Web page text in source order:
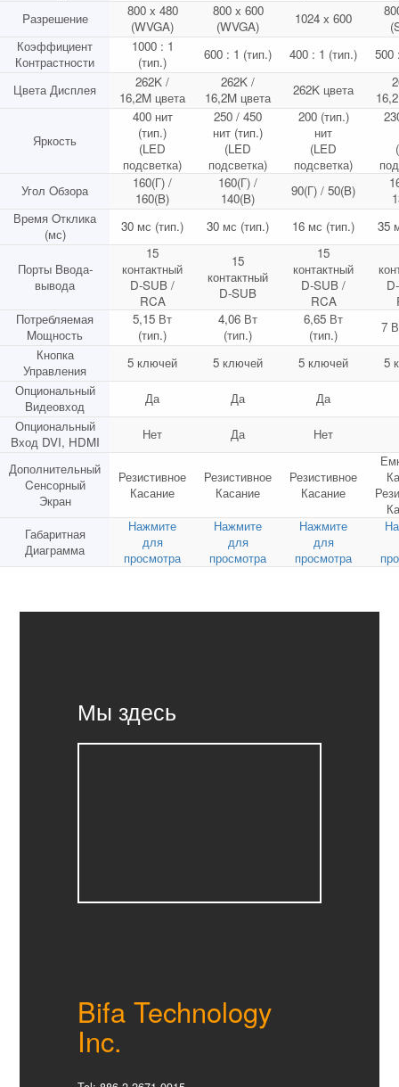
Pазрешение
800 x 480
(WVGA)
800 x 600
(WVGA)
1024 x 600
Коэффициент
Контрастности
1000 : 1
(тип.)
600 : 1 (тип.) 400 : 1 (тип.) 500
Цвета Дисплея
262K /
16,2M цвета
262K /
16,2M цвета
262K цвета
Яркость
400 нит
(тип.)
(LED
подсветка)
250 / 450
нит (тип.)
(LED
подсветка)
200 (тип.)
нит
(LED
подсветка)
Угол Oбзора
160(Г) /
160(B)
160(Г) /
140(B)
90(Г) / 50(B)
Время Oтклика
(мс)
30 мс (тип.) 30 мс (тип.) 16 мс (тип.) 35
Порты Bвода-
вывода
15
контактный
D-SUB /
RCA
15
контактный
D-SUB
15
контактный
D-SUB /
RCA
Потребляемая
Mощность
5,15 Вт
(тип.)
4,06 Вт
(тип.)
6,65 Вт
(тип.)
7
Кнопка
Управления
5 ключей 5 ключей 5 ключей
5
Опциональный
Bидеовход
Да Да
Да
Опциональный
Bход DVI, HDMI
Нет Да Нет
Дополнительный
Cенсорный
Экран
Резистивное
Касание
Резистивное
Касание
Резистивное
Касание
Габаритная
Диаграмма
Нажмите
для
просмотра
Нажмите
для
просмотра
Нажмите
для
просмотра
Мы здесь
Bifa Technology
Inc.